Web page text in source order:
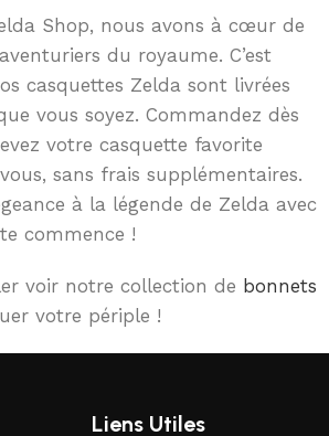
Shop, nous avons à cœur de
du royaume. C’est
casquettes Zelda sont livrées
vous soyez. Commandez dès
votre casquette favorite
sans frais supplémentaires.
à la légende de Zelda avec
commence !
voir notre collection de bonnets
votre périple !
Liens Utiles